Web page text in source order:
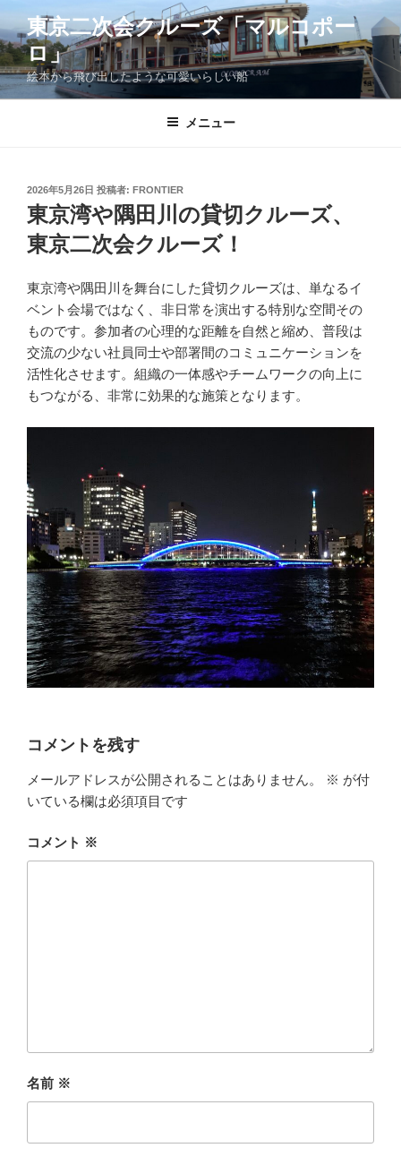
ン
テ
ン
ツ
東京二次会クルーズ「マルコポー
ロ」
絵本から飛び出したような可愛いらしい船
メニュー
投
稿
日:
2026年5月26日 投稿者: FRONTIER
東京湾や隅田川の貸切クルーズ、
東京二次会クルーズ！
東京湾や隅田川を舞台にした貸切クルーズは、単なるイ
ベント会場ではなく、非日常を演出する特別な空間その
ものです。参加者の心理的な距離を自然と縮め、普段は
交流の少ない社員同士や部署間のコミュニケーションを
活性化させます。組織の一体感やチームワークの向上に
もつながる、非常に効果的な施策となります。
コメントを残す
メールアドレスが公開されることはありません。 ※ が付
いている欄は必須項目です
コメント ※
名前 ※